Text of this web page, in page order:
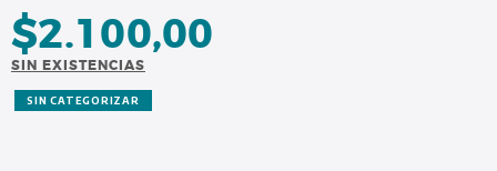
$2.100,00
SIN EXISTENCIAS
SIN CATEGORIZAR